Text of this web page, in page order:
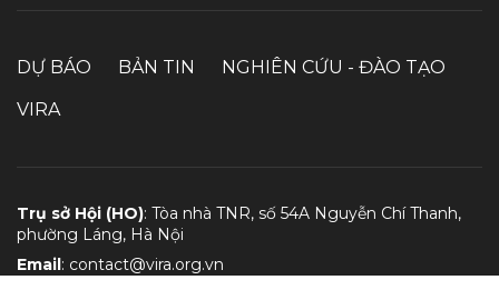
DỰ BÁO BẢN TIN
NGHIÊN CỨU - ĐÀO TẠO
VIRA
Trụ sở Hội (HO): Tòa nhà TNR, số 54A Nguyễn Chí Thanh,
phường Láng, Hà Nội
Email: contact@vira.org.vn